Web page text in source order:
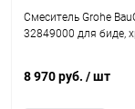
Смеситель Grohe
32849000 для биде,
8 970 руб. / шт